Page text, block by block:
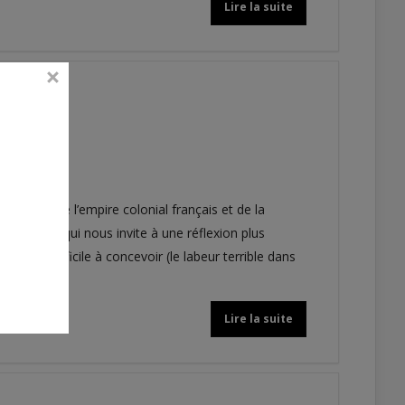
Lire la suite
de l’empire colonial français et de la
réaliste qui nous invite à une réflexion plus
difficile à concevoir (le labeur terrible dans
(…)
Lire la suite